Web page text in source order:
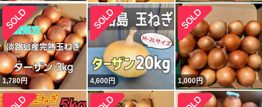
1,780円 4,600円 1,000円